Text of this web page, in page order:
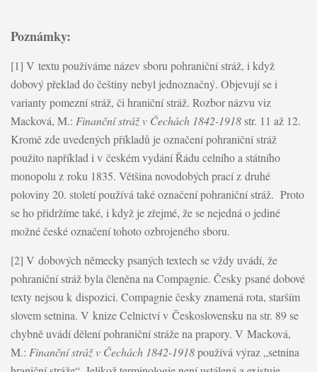
Poznámky:
[1] V textu používáme název sboru pohraniční stráž, i když
dobový překlad do češtiny nebyl jednoznačný. Objevují se i
varianty pomezní stráž, či hraniční stráž. Rozbor názvu viz
Macková, M.: Finanční stráž v Čechách 1842-1918str. 11 až 12.
Kromě zde uvedených příkladů je označení pohraniční stráž
použito například i v českém vydání Řádu celního a státního
monopolu z roku 1835. Většina novodobých prací z druhé
poloviny 20. století používá také označení pohraniční stráž. Proto
se ho přidržíme také, i když je zřejmé, že se nejedná o jediné
možné české označení tohoto ozbrojeného sboru.
[2] V dobových německy psaných textech se vždy uvádí, že
pohraniční stráž byla členěna na Compagnie. Česky psané dobové
texty nejsou k dispozici. Compagnie česky znamená rota, starším
slovem setnina. V knize Celnictví v Československu na str. 89 se
chybně uvádí dělení pohraniční stráže na prapory. V Macková,
M.: Finanční stráž v Čechách 1842-1918používá výraz „setnina